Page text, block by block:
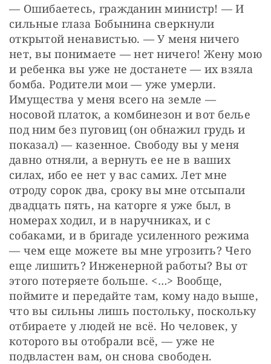
— Ошибаетесь, гражданин министр! — И
сильные глаза Бобынина сверкнули
открытой ненавистью. — У меня ничего
нет, вы понимаете — нет ничего! Жену мою
и ребенка вы уже не достанете — их взяла
бомба. Родители мои — уже умерли.
Имущества у меня всего на земле —
носовой платок, а комбинезон и вот белье
под ним без пуговиц (он обнажил грудь и
показал) — казенное. Свободу вы у меня
давно отняли, а вернуть ее не в ваших
силах, ибо ее нет у вас самих. Лет мне
отроду сорок два, сроку вы мне отсыпали
двадцать пять, на каторге я уже был, в
номерах ходил, и в наручниках, и с
собаками, и в бригаде усиленного режима
— чем еще можете вы мне угрозить? Чего
еще лишить? Инженерной работы? Вы от
этого потеряете больше. <…> Вообще,
поймите и передайте там, кому надо выше,
что вы сильны лишь постольку, поскольку
отбираете у людей не всё. Но человек, у
которого вы отобрали всё, — уже не
подвластен вам, он снова свободен.